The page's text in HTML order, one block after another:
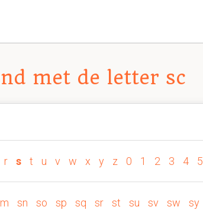
met de letter sc
r s t u v w x y z 0 1 2 3 4 5
sn so sp sq sr st su sv sw sy